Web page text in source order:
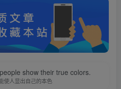
show their true colors.
使人显出自己的本色